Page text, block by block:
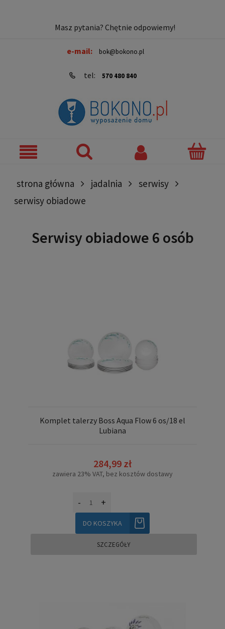
Masz pytania? Chętnie odpowiemy!
e-mail: bok@bokono.pl
tel: 570 480 840
strona główna jadalnia
serwisy
serwisy obiadowe
Serwisy obiadowe 6 osób
Komplet talerzy Boss Aqua Flow 6 os/18 el
Lubiana
284,99 zł
zawiera 23% VAT, bez kosztów dostawy
- +
DO KOSZYKA
SZCZEGÓŁY